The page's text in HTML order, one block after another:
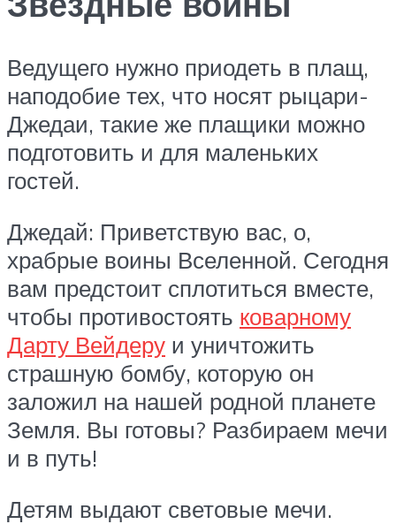
Ведущего нужно приодеть в плащ,
наподобие тех, что носят рыцари-
Джедаи, такие же плащики можно
подготовить и для маленьких
гостей.
Джедай: Приветствую вас, о,
храбрые воины Вселенной. Сегодня
вам предстоит сплотиться вместе,
чтобы противостоять коварному
Дарту Вейдеру и уничтожить
страшную бомбу, которую он
заложил на нашей родной планете
Земля. Вы готовы? Разбираем мечи
и в путь!
Детям выдают световые мечи.